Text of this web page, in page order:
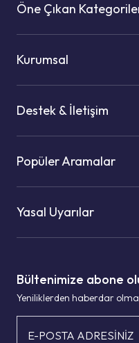
Bültenimize abone
Yeniliklerden haberdar
E-POSTA ADRESİNİZ
Öne Çıkan
Kurumsal
Destek & İletişim
Popüler Aramalar
Yasal Uyarılar